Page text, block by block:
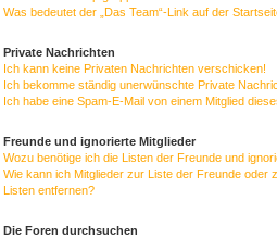
Was bedeutet der „Das Team“-Link auf der
Private Nachrichten
Ich kann keine Privaten Nachrichten verschicken!
Ich bekomme ständig unerwünschte Private
Ich habe eine Spam-E-Mail von einem Mitglied
Freunde und ignorierte Mitglieder
Wozu benötige ich die Listen der Freunde und
Wie kann ich Mitglieder zur Liste der Freunde oder
Listen entfernen?
Die Foren durchsuchen